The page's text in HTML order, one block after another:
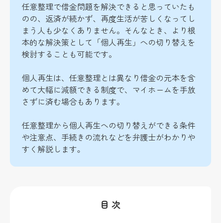
任意整理で借金問題を解決できると思っていたも
のの、返済が続かず、再度生活が苦しくなってし
まう人も少なくありません。そんなとき、より根
本的な解決策として「個人再生」への切り替えを
検討することも可能です。
個人再生は、任意整理とは異なり借金の元本を含
めて大幅に減額できる制度で、マイホームを手放
さずに済む場合もあります。
任意整理から個人再生への切り替えができる条件
や注意点、手続きの流れなどを弁護士がわかりや
すく解説します。
目 次